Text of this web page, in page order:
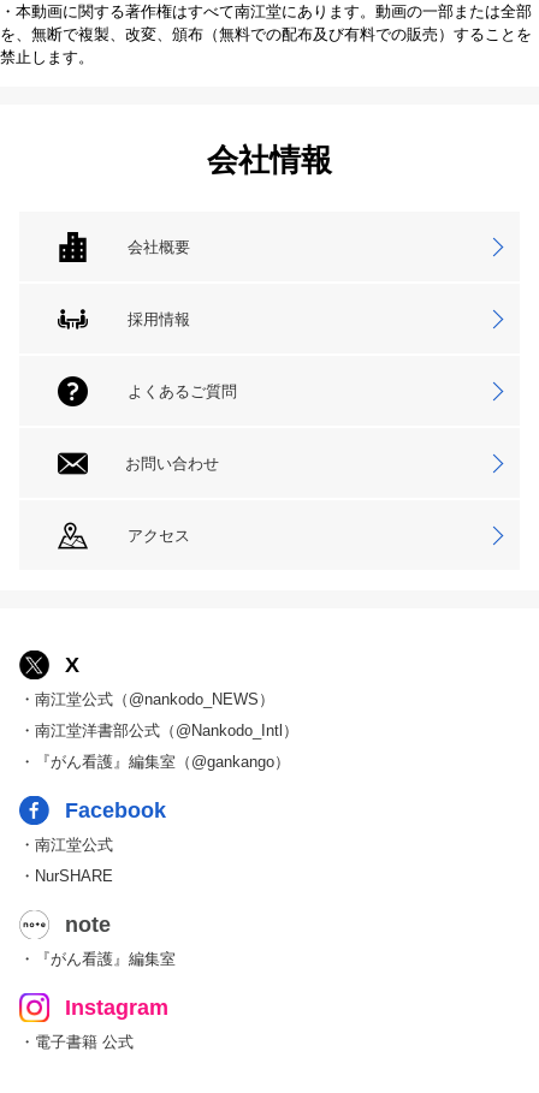
・本動画に関する著作権はすべて南江堂にあります。動画の一部または全部
を、無断で複製、改変、頒布（無料での配布及び有料での販売）することを
禁止します。
会社情報
会社概要
採用情報
よくあるご質問
お問い合わせ
アクセス
X
・南江堂公式（@nankodo_NEWS）
・南江堂洋書部公式（@Nankodo_Intl）
・『がん看護』編集室（@gankango）
Facebook
・南江堂公式
・NurSHARE
note
・『がん看護』編集室
Instagram
・電子書籍 公式